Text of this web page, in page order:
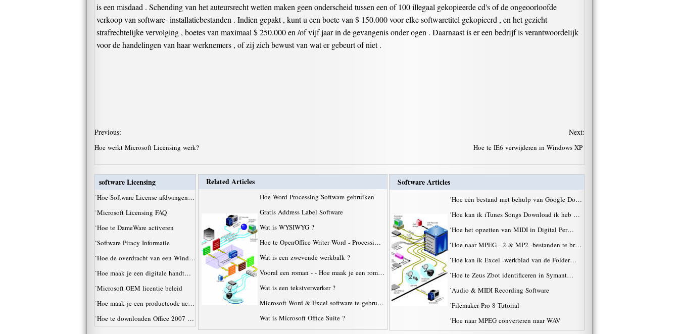
is een misdaad . Schending van het auteursrecht wetten maken geen onderscheid tussen een of 100 illegaal gekopieerde cd's of de ongeoorloofde
verkoop van software- installatiebestanden . Indien gepakt , kunt u een boete van $ 150.000 voor elke softwaretitel gekopieerd , en het gezicht
strafrechtelijke vervolging , boetes van maximaal $ 250.000 en /of vijf jaar in de gevangenis onder ogen . Daarnaast is er een bedrijf is verantwoordelijk
voor de handelingen van haar werknemers , of zij zich bewust van wat er gebeurt of niet .
Previous:
Hoe werkt Microsoft Licensing werk?
Next:
Hoe te IE6 verwijderen in Windows XP
software Licensing
·Hoe Software License afdwingen…
·Microsoft Licensing FAQ
·Hoe te DameWare activeren
·Software Piracy Informatie
·Hoe de overdracht van een Wind…
·Hoe maak je een digitale handt…
·Microsoft OEM licentie beleid
·Hoe maak je een productcode ac…
·Hoe te downloaden Office 2007 …
Related Articles
Hoe Word Processing Software gebruiken
Gratis Address Label Software
Wat is WYSIWYG ?
Hoe te OpenOffice Writer Word - Processi…
Wat is een zwevende werkbalk ?
Vooral een roman - - Hoe maak je een rom…
Wat is een tekstverwerker ?
Microsoft Word & Excel software te gebru…
Wat is Microsoft Office Suite ?
Software Articles
·Hoe een bestand met behulp van Google Do…
·Hoe kan ik iTunes Songs Download ik heb …
·Hoe het opzetten van MIDI in Digital Per…
·Hoe naar MPEG - 2 & MP2 -bestanden te br…
·Hoe kan ik Excel -werkblad van de Folder…
·Hoe te Zeus Zbot identificeren in Symant…
·Audio & MIDI Recording Software
·Filemaker Pro 8 Tutorial
·Hoe naar MPEG converteren naar WAV